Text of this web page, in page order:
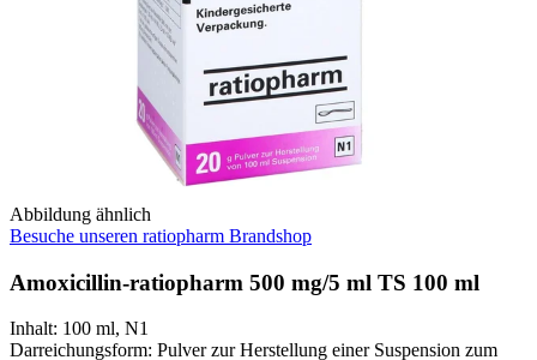
Abbildung ähnlich
Besuche unseren ratiopharm Brandshop
Amoxicillin-ratiopharm 500 mg/5 ml TS 100 ml
Inhalt: 100 ml, N1
Darreichungsform: Pulver zur Herstellung einer Suspension zum